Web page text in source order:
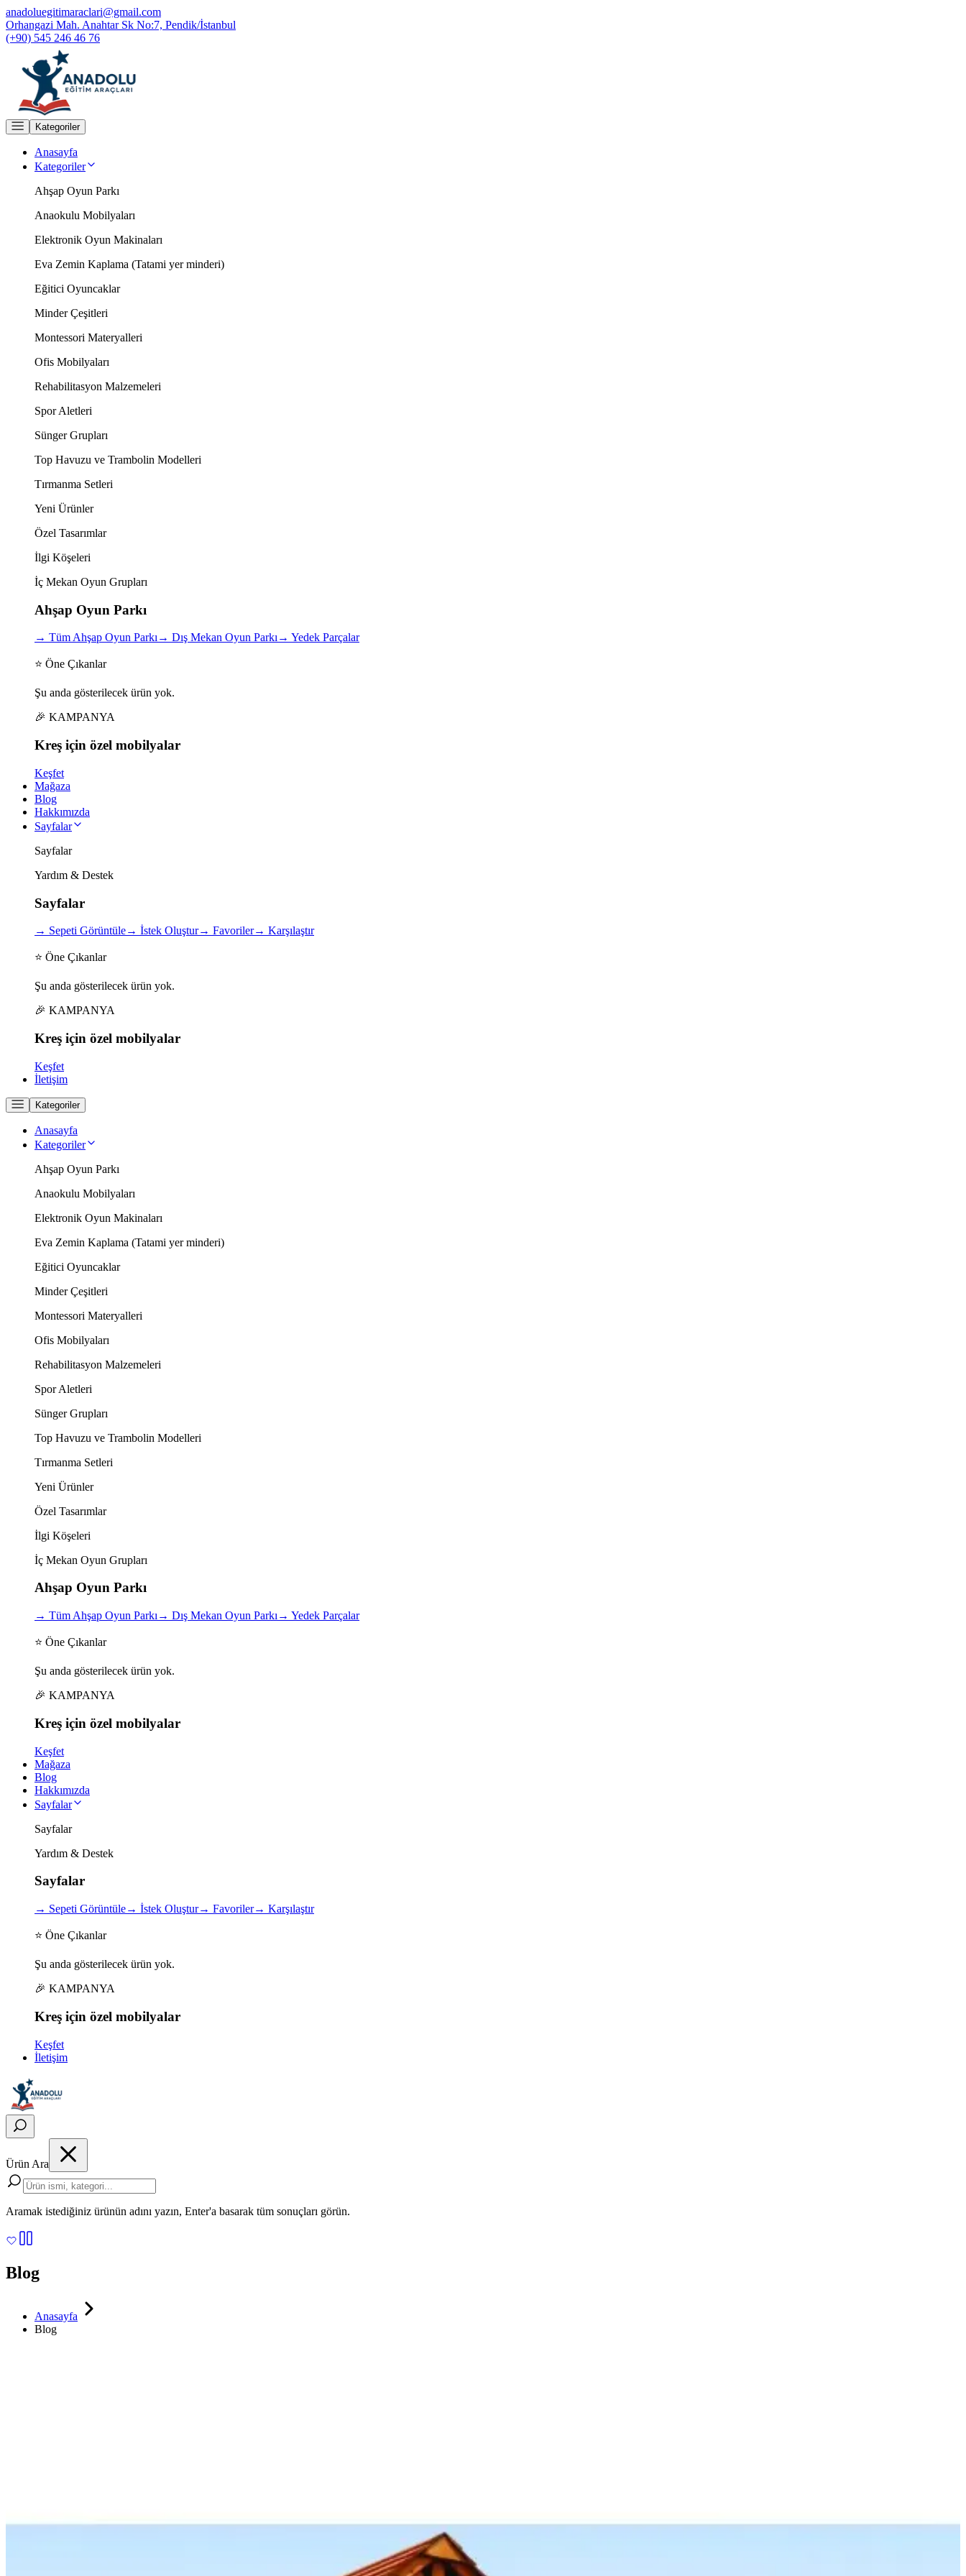
anadoluegitimaraclari@gmail.com
Orhangazi Mah. Anahtar Sk No:7, Pendik/İstanbul
(+90) 545 246 46 76
Kategoriler
Anasayfa
Kategoriler
Ahşap Oyun Parkı
Anaokulu Mobilyaları
Elektronik Oyun Makinaları
Eva Zemin Kaplama (Tatami yer minderi)
Eğitici Oyuncaklar
Minder Çeşitleri
Montessori Materyalleri
Ofis Mobilyaları
Rehabilitasyon Malzemeleri
Spor Aletleri
Sünger Grupları
Top Havuzu ve Trambolin Modelleri
Tırmanma Setleri
Yeni Ürünler
Özel Tasarımlar
İlgi Köşeleri
İç Mekan Oyun Grupları
Ahşap Oyun Parkı
→ Tüm Ahşap Oyun Parkı→ Dış Mekan Oyun Parkı→ Yedek Parçalar
⭐ Öne Çıkanlar
Şu anda gösterilecek ürün yok.
🎉 KAMPANYA
Kreş için özel mobilyalar
Keşfet
Mağaza
Blog
Hakkımızda
Sayfalar
Sayfalar
Yardım & Destek
Sayfalar
→ Sepeti Görüntüle→ İstek Oluştur→ Favoriler→ Karşılaştır
⭐ Öne Çıkanlar
Şu anda gösterilecek ürün yok.
🎉 KAMPANYA
Kreş için özel mobilyalar
Keşfet
İletişim
Kategoriler
Anasayfa
Kategoriler
Ahşap Oyun Parkı
Anaokulu Mobilyaları
Elektronik Oyun Makinaları
Eva Zemin Kaplama (Tatami yer minderi)
Eğitici Oyuncaklar
Minder Çeşitleri
Montessori Materyalleri
Ofis Mobilyaları
Rehabilitasyon Malzemeleri
Spor Aletleri
Sünger Grupları
Top Havuzu ve Trambolin Modelleri
Tırmanma Setleri
Yeni Ürünler
Özel Tasarımlar
İlgi Köşeleri
İç Mekan Oyun Grupları
Ahşap Oyun Parkı
→ Tüm Ahşap Oyun Parkı → Dış Mekan Oyun Parkı → Yedek Parçalar
⭐ Öne Çıkanlar
Şu anda gösterilecek ürün yok.
🎉 KAMPANYA
Kreş için özel mobilyalar
Keşfet
Mağaza
Blog
Hakkımızda
Sayfalar
Sayfalar
Yardım & Destek
Sayfalar
→ Sepeti Görüntüle→ İstek Oluştur→ Favoriler→ Karşılaştır
⭐ Öne Çıkanlar
Şu anda gösterilecek ürün yok.
🎉 KAMPANYA
Kreş için özel mobilyalar
Keşfet
İletişim
Ürün Ara
Aramak istediğiniz ürünün adını yazın, Enter'a basarak tüm sonuçları görün.
Blog
Anasayfa
Blog